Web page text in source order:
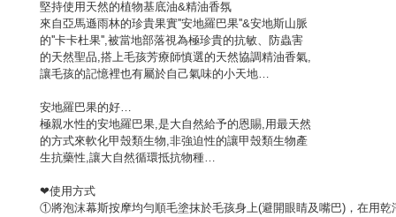
堅持使用天然的植物基底油&精油香氛
來自亞馬遜雨林的珍貴果實''安地羅巴果''&安地斯山脈
的''卡卡杜果'',被當地部落視為極珍貴的抗敏、防蟲害
的天然聖品,搭上毛孩芳療師慎選的天然協調精油香氣,
讓毛孩的記憶裡也有屬於自己氣味的小天地…
安地羅巴果的好…
極親水性的安地羅巴果,是大自然給予的恩賜,用最天然
的方式來軟化甲殼類生物,非強迫性的讓甲殼類生物產
生抗藥性,讓大自然循環抵抗物種…
❤使用方式
①將泡沫幕斯按摩均勻順毛塗抹於毛孩身上(避開眼睛及嘴巴)，在用